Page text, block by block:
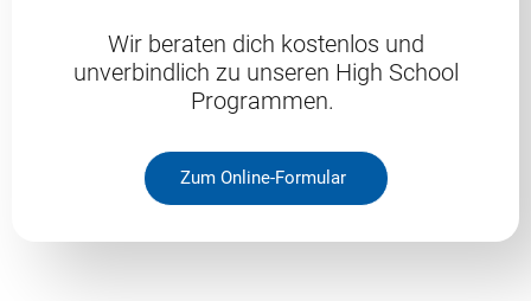
Wir beraten dich kostenlos und
unverbindlich zu unseren High School
Programmen.
Zum Online-Formular